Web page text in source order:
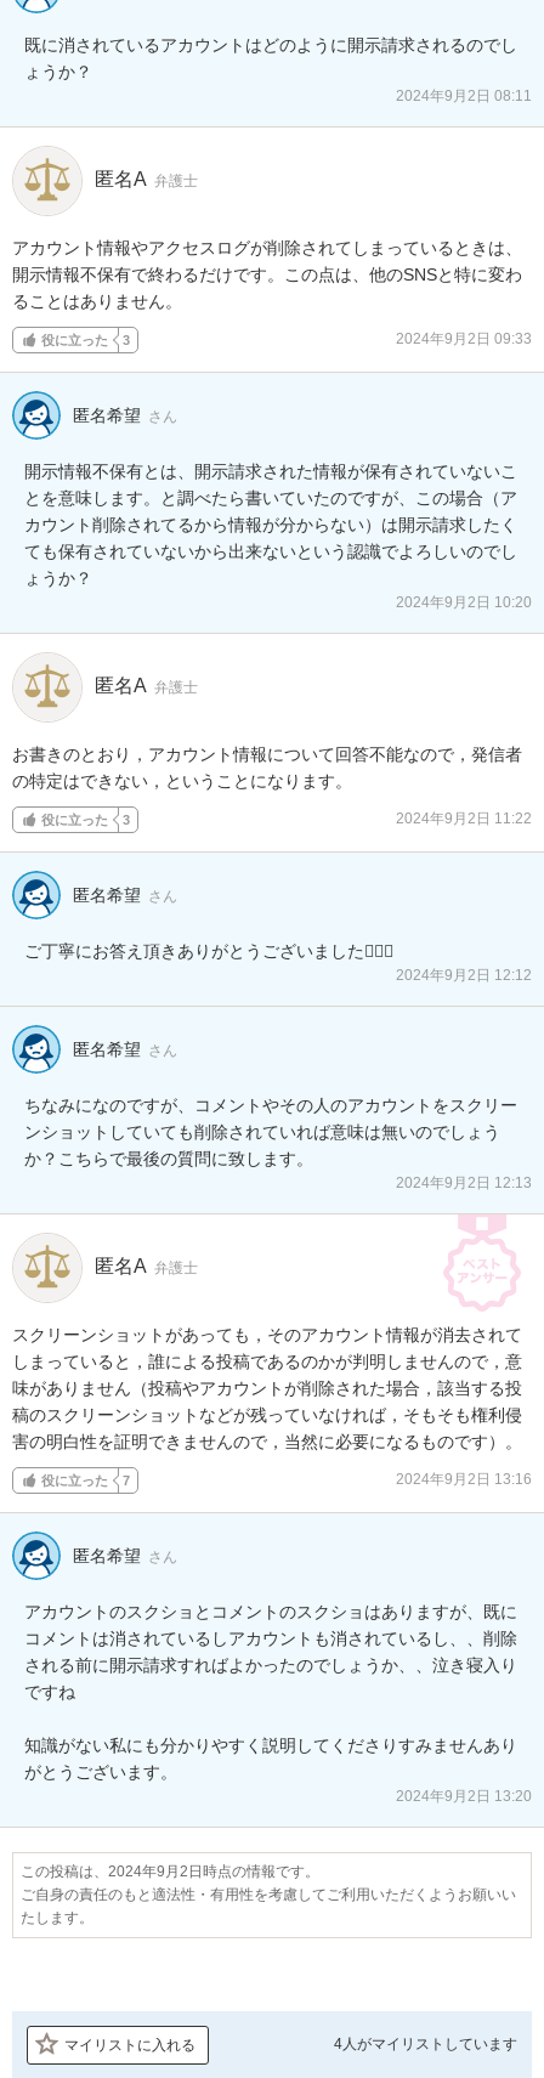
既に消されているアカウントはどのように開示請求されるのでし
ょうか？
2024年9月2日 08:11
匿名A 弁護士
アカウント情報やアクセスログが削除されてしまっているときは、
開示情報不保有で終わるだけです。この点は、他のSNSと特に変わ
ることはありません。
役に立った 3 2024年9月2日 09:33
匿名希望 さん
開示情報不保有とは、開示請求された情報が保有されていないこ
とを意味します。と調べたら書いていたのですが、この場合（ア
カウント削除されてるから情報が分からない）は開示請求したく
ても保有されていないから出来ないという認識でよろしいのでし
ょうか？
2024年9月2日 10:20
匿名A 弁護士
お書きのとおり，アカウント情報について回答不能なので，発信者
の特定はできない，ということになります。
役に立った 3 2024年9月2日 11:22
匿名希望 さん
ご丁寧にお答え頂きありがとうございました🙇🏻‍♀️
2024年9月2日 12:12
匿名希望 さん
ちなみになのですが、コメントやその人のアカウントをスクリー
ンショットしていても削除されていれば意味は無いのでしょう
か？こちらで最後の質問に致します。
2024年9月2日 12:13
匿名A 弁護士
スクリーンショットがあっても，そのアカウント情報が消去されて
しまっていると，誰による投稿であるのかが判明しませんので，意
味がありません（投稿やアカウントが削除された場合，該当する投
稿のスクリーンショットなどが残っていなければ，そもそも権利侵
害の明白性を証明できませんので，当然に必要になるものです）。
役に立った 7 2024年9月2日 13:16
匿名希望 さん
アカウントのスクショとコメントのスクショはありますが、既に
コメントは消されているしアカウントも消されているし、、削除
される前に開示請求すればよかったのでしょうか、、泣き寝入り
ですね
知識がない私にも分かりやすく説明してくださりすみませんあり
がとうございます。
2024年9月2日 13:20
この投稿は、2024年9月2日時点の情報です。
ご自身の責任のもと適法性・有用性を考慮してご利用いただくようお願いい
たします。
マイリストに入れる 4人がマイリストしています